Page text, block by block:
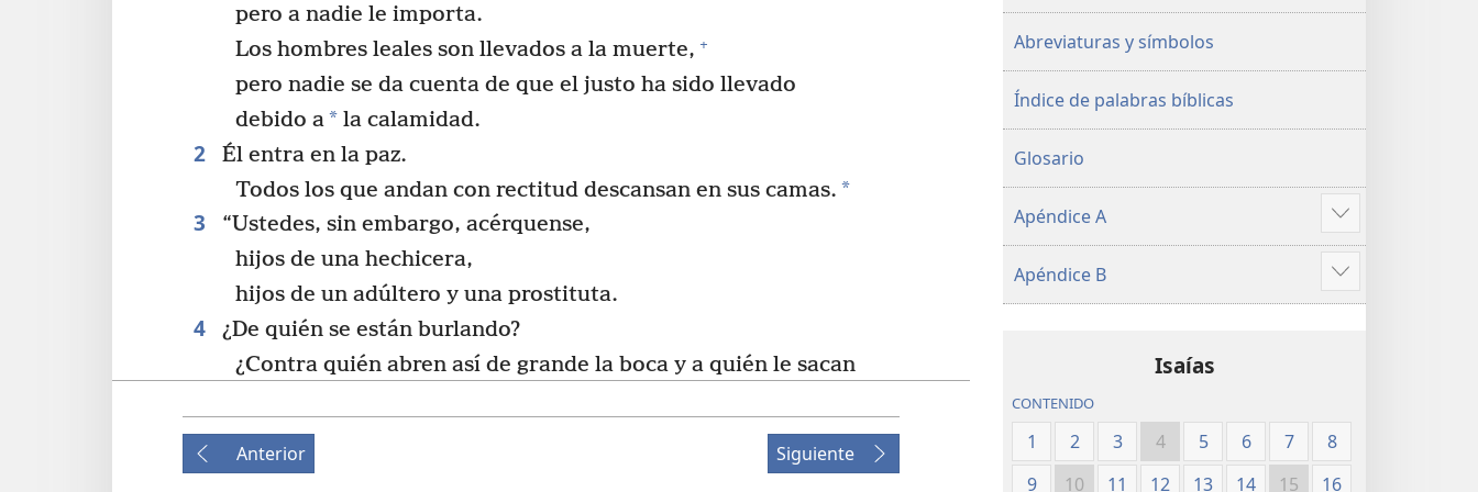
pero a nadie le importa.
Los hombres leales son llevados a la muerte, +
pero nadie se da cuenta de que el justo ha sido llevado
debido a* la calamidad.
2
Él entra en la paz.
Todos los que andan con rectitud descansan en sus camas. *
3
“Ustedes, sin embargo, acérquense,
hijos de una hechicera,
hijos de un adúltero y una prostituta.
4
¿De quién se están burlando?
¿Contra quién abren así de grande la boca y a quién le sacan
¿No son ustedes los hijos del pecado,
los hijos del engaño?
Anterior Siguiente
Abreviaturas y símbolos
Índice de palabras bíblicas
Glosario
Apéndice A
Mostrar
más
Apéndice B
Mostrar
más
Isaías
CONTENIDO
1 2 3 4 5 6 7
8
9
10 11 12 13 14 15
16